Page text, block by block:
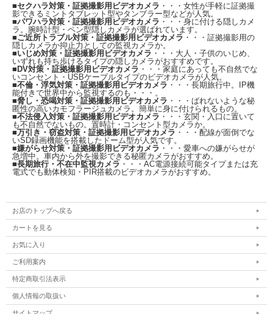
■セクハラ対策・証拠撮影用ビデオカメラ ・・・女性が手軽に証拠撮
影できるミントタブレット型やタンブラー型などが人気。
■パワハラ対策・証拠撮影用ビデオカメラ ・・・身に付ける隠しカメ
ラ。腕時計型・ペン型隠しカメラが選ばれています。
■ご近所トラブル対策・証拠撮影用ビデオカメラ ・・・証拠撮影用の
隠しカメラか抑止力としての監視カメラか。
■いじめ対策・証拠撮影用ビデオカメラ ・・・大人・子供のいじめ、
いずれも持ち歩けるタイプの隠しカメラがおすすめです。
■DV対策・証拠撮影用ビデオカメラ ・・・家庭にあっても不自然でな
いコンセント・USBケーブルタイプのビデオカメラが人気。
■不倫・浮気対策・証拠撮影用ビデオカメラ ・・・長期旅行中。IP機
能付きで世界中から監視するのも・・・。
■脅し・恐喝対策・証拠撮影用ビデオカメラ ・・・ばれないような秘
匿性の高いカモフラージュカメラ。簡単に身に付けられるもの。
■不法侵入対策・証拠撮影用ビデオカメラ ・・・玄関・入口に置いて
も不自然でないもの。置時計・コンセント型カメラか。
■万引き・窃盗対策・証拠撮影用ビデオカメラ ・・・配線が面倒でな
いSD録画機能を搭載したドーム型が人気です。
■嫌がらせ対策・証拠撮影用ビデオカメラ ・・・愛車への嫌がらせが
急増中。車内から外を撮影できる秘匿カメラがおすすめ。
■長期旅行・不在中監視カメラ ・・・AC電源接続可能タイプまたは充
電式でも動体検知・PIR搭載のビデオカメラがおすすめ。
お店のトップへ戻る
カートを見る
お気に入り
ご利用案内
特定商取引法表示
個人情報の取扱い
サイトマップ